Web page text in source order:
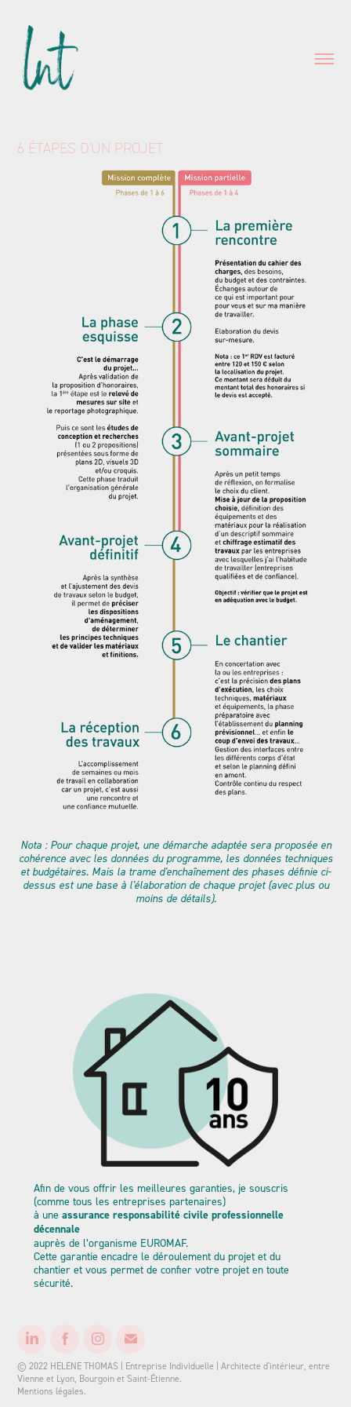
6 ÉTAPES D'UN PROJET
Nota : Pour chaque projet, une démarche adaptée sera proposée en
cohérence avec les données du programme, les données techniques
et budgétaires. Mais la trame d'enchaînement des phases définie ci-
dessus est une base à l'élaboration de chaque projet (avec plus ou
moins de détails).
Afin de vous offrir les meilleures garanties, je souscris
(comme tous les entreprises partenaires)
à une assurance responsabilité civile professionnelle
décennale
auprès de l’organisme EUROMAF.
Cette garantie encadre le déroulement du projet et du
chantier et vous permet de confier votre projet en toute
sécurité.
© 2022 HELENE THOMAS | Entreprise Individuelle | Architecte d'intérieur, entre
Vienne et Lyon, Bourgoin et Saint-Étienne.
Mentions légales.